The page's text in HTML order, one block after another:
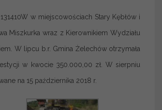
w miejscowościach Stary Kębłów i
Miszkurka wraz z Kierownikiem Wydziału
W lipcu b.r. Gmina Żelechów otrzymała
w kwocie 350.000,00 zł. W sierpniu
na 15 października 2018 r.